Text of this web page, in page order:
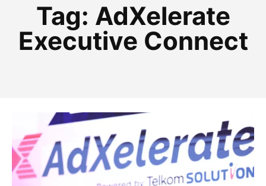
Tag: AdXelerate
Executive Connect